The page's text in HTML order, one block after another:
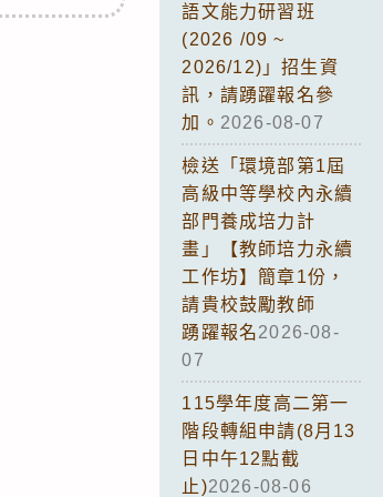
語文能力研習班
(2026 /09 ~
2026/12)」招生資
訊，請踴躍報名參
加。 2026-08-07
檢送「環境部第1屆
高級中等學校內永續
部門養成培力計
畫」【教師培力永續
工作坊】簡章1份，
請貴校鼓勵教師
踴躍報名2026-08-
07
115學年度高二第一
階段轉組申請(8月13
日中午12點截
止)2026-08-06